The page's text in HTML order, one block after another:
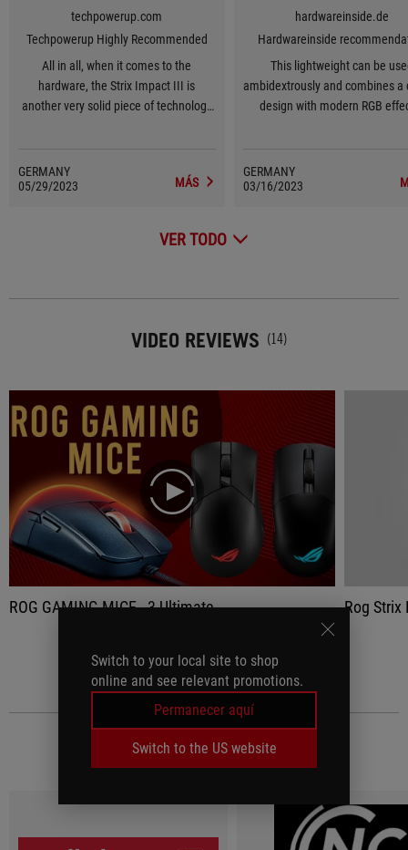
Switch to your local site to shop
online and see relevant promotions.
Permanecer aquí
Switch to the US website
techpowerup.com
Techpowerup Highly Recommended
All in all, when it comes to the
hardware, the Strix Impact III is
another very solid piece of technology
GERMANY
05/29/2023
MÁS
hardwareinside.de
Hardwareinside
This lightweight can be
ambidextrously and combines a
design with modern RGB
GERMANY
03/16/2023
VER TODO
VIDEO REVIEWS (14)
play
ROG GAMING MICE - 3 Ultimate Rog
VER TODO
MEDIA REVIEWS (9)